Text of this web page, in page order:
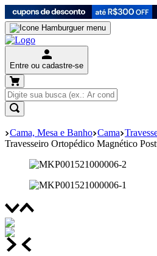
Entre ou cadastre-se
Cama, Mesa e Banho Cama
Travesseiro Ortopédico Magnético